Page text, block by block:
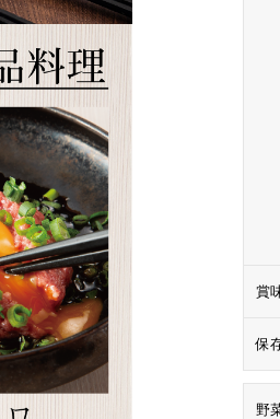
賞
保
野